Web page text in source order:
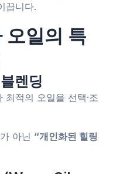
끕니다.
오일의 특
렌딩
적의 오일을 선택·조
아닌 “개인화된 힐링